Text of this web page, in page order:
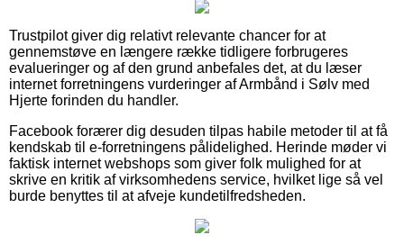
Trustpilot giver dig relativt relevante chancer for at
gennemstøve en længere række tidligere forbrugeres
evalueringer og af den grund anbefales det, at du læser
internet forretningens vurderinger af Armbånd i Sølv med
Hjerte forinden du handler.
Facebook forærer dig desuden tilpas habile metoder til at få
kendskab til e-forretningens pålidelighed. Herinde møder vi
faktisk internet webshops som giver folk mulighed for at
skrive en kritik af virksomhedens service, hvilket lige så vel
burde benyttes til at afveje kundetilfredsheden.